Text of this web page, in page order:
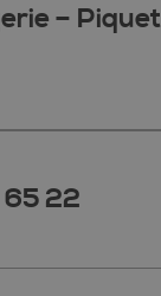
– Piquet
22